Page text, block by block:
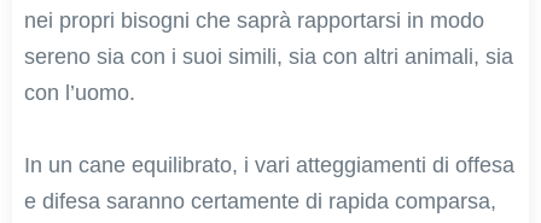
nei propri bisogni che saprà rapportarsi in modo
sereno sia con i suoi simili, sia con altri animali, sia
con l’uomo.
In un cane equilibrato, i vari atteggiamenti di offesa
e difesa saranno certamente di rapida comparsa,